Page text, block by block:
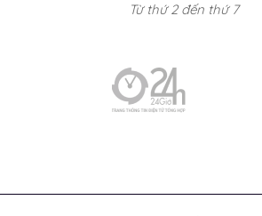
Từ thứ 2 đến thứ 7